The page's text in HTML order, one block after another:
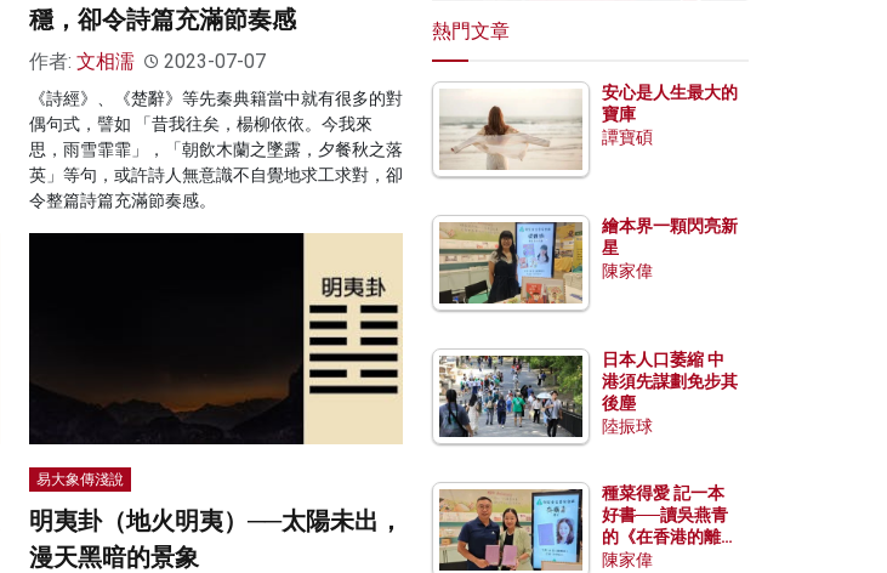
穩，卻令詩篇充滿節奏感
作者: 文相濡 2023-07-07
《詩經》、《楚辭》等先秦典籍當中就有很多的對
偶句式，譬如 「昔我往矣，楊柳依依。今我來
思，雨雪霏霏」，「朝飲木蘭之墜露，夕餐秋之落
英」等句，或許詩人無意識不自覺地求工求對，卻
令整篇詩篇充滿節奏感。
易大象傳淺說
明夷卦（地火明夷）──太陽未出，
漫天黑暗的景象
熱門文章
安心是人生最大的
寶庫
譚寶碩
繪本界一顆閃亮新
星
陳家偉
日本人口萎縮 中
港須先謀劃免步其
後塵
陸振球
種菜得愛 記一本
好書──讀吳燕青
的《在香港的離島
種菜》
陳家偉